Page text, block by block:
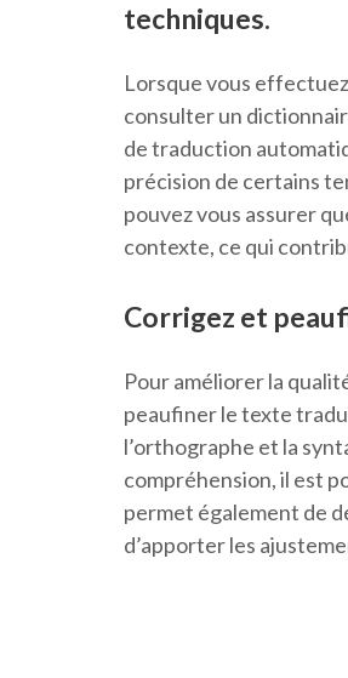
techniques.
Lorsque vous
consulter un
de traduction
précision de certains
pouvez vous assurer
contexte, ce qui
Corrigez et
Pour améliorer la
peaufiner le texte
l’orthographe et la
compréhension, il est
permet également de
d’apporter les